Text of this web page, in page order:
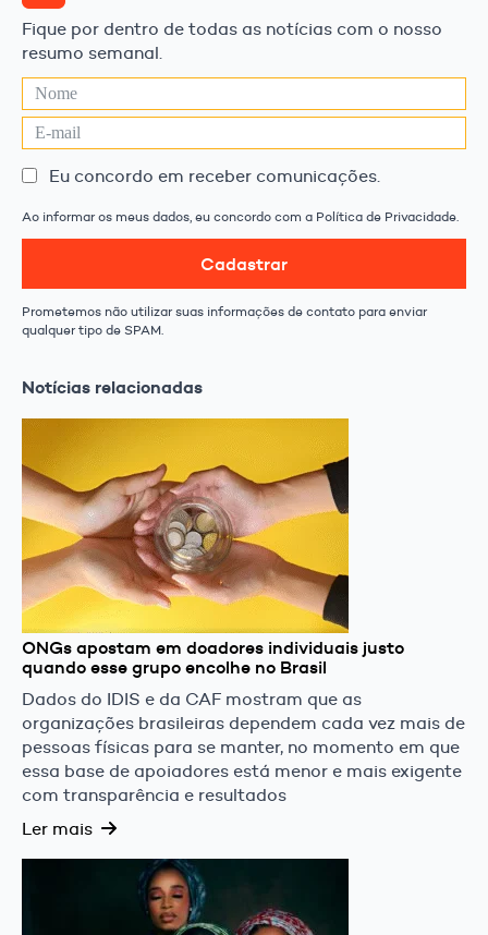
Fique por dentro de todas as notícias com o nosso
resumo semanal.
Eu concordo em receber comunicações.
Ao informar os meus dados, eu concordo com a Política de Privacidade.
Cadastrar
Prometemos não utilizar suas informações de contato para enviar
qualquer tipo de SPAM.
Notícias relacionadas
ONGs apostam em doadores individuais justo
quando esse grupo encolhe no Brasil
Dados do IDIS e da CAF mostram que as
organizações brasileiras dependem cada vez mais de
pessoas físicas para se manter, no momento em que
essa base de apoiadores está menor e mais exigente
com transparência e resultados
Ler mais